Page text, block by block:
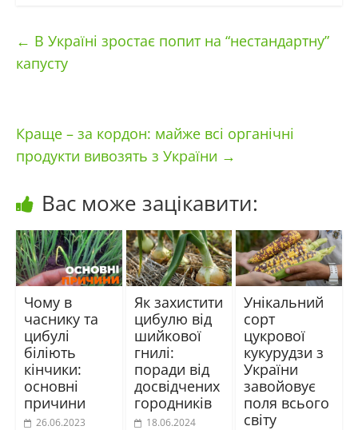
← В Україні зростає попит на “нестандартну”
капусту
Краще – за кордон: майже всі органічні
продукти вивозять з України →
Вас може зацікавити:
Чому в
часнику та
цибулі
біліють
кінчики:
основні
причини
26.06.2023
Як захистити
цибулю від
шийкової
гнилі:
поради від
досвідчених
городників
18.06.2024
Унікальний
сорт
цукрової
кукурудзи з
України
завойовує
поля всього
світу